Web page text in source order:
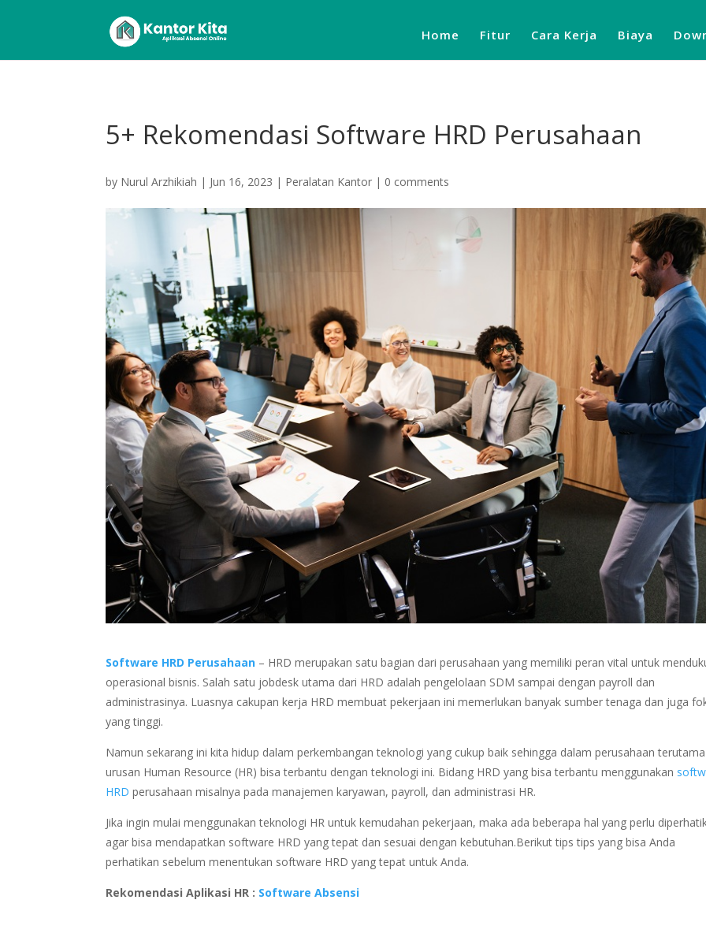
Home Fitur Cara Kerja Biaya
5+ Rekomendasi Software HRD Perusahaan
by Nurul Arzhikiah | Jun 16, 2023 | Peralatan Kantor | 0 comments
Software HRD Perusahaan – HRD merupakan satu bagian dari perusahaan yang memiliki peran vital untuk
operasional bisnis. Salah satu jobdesk utama dari HRD adalah pengelolaan SDM sampai dengan payroll dan
administrasinya. Luasnya cakupan kerja HRD membuat pekerjaan ini memerlukan banyak sumber tenaga dan juga
yang tinggi.
Namun sekarang ini kita hidup dalam perkembangan teknologi yang cukup baik sehingga dalam perusahaan terutama
urusan Human Resource (HR) bisa terbantu dengan teknologi ini. Bidang HRD yang bisa terbantu menggunakan
HRD perusahaan misalnya pada manajemen karyawan, payroll, dan administrasi HR.
Jika ingin mulai menggunakan teknologi HR untuk kemudahan pekerjaan, maka ada beberapa hal yang perlu
agar bisa mendapatkan software HRD yang tepat dan sesuai dengan kebutuhan.Berikut tips tips yang bisa Anda
perhatikan sebelum menentukan software HRD yang tepat untuk Anda.
Rekomendasi Aplikasi HR : Software Absensi